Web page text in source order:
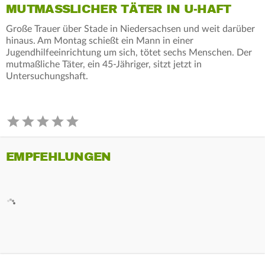
MUTMASSLICHER TÄTER IN U-HAFT
Große Trauer über Stade in Niedersachsen und weit darüber
hinaus. Am Montag schießt ein Mann in einer
Jugendhilfeeinrichtung um sich, tötet sechs Menschen. Der
mutmaßliche Täter, ein 45-Jähriger, sitzt jetzt in
Untersuchungshaft.
EMPFEHLUNGEN